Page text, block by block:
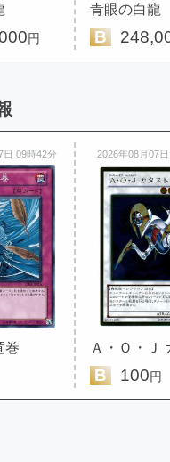
円
青眼の白龍
B
日 09時42分
巻
2026年08月07
B 100円